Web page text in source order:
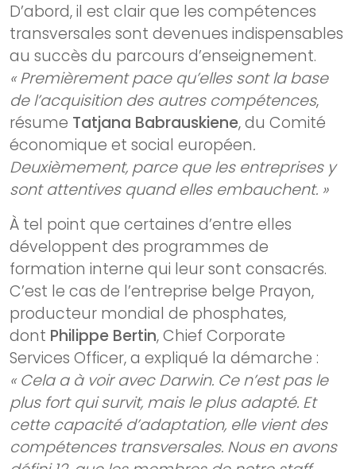
D’abord, il est clair que les compétences
transversales sont devenues indispensables
au succès du parcours d’enseignement.
« Premièrement pace qu’elles sont la base
de l’acquisition des autres compétences,
résume Tatjana Babrauskiene, du Comité
économique et social européen.
Deuxièmement, parce que les entreprises y
sont attentives quand elles embauchent. »
À tel point que certaines d’entre elles
développent des programmes de
formation interne qui leur sont consacrés.
C’est le cas de l’entreprise belge Prayon,
producteur mondial de phosphates,
dont Philippe Bertin, Chief Corporate
Services Officer, a expliqué la démarche :
« Cela a à voir avec Darwin. Ce n’est pas le
plus fort qui survit, mais le plus adapté. Et
cette capacité d’adaptation, elle vient des
compétences transversales. Nous en avons